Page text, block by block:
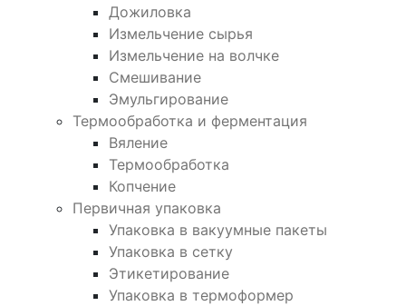
Дожиловка
Измельчение сырья
Измельчение на волчке
Смешивание
Эмульгирование
Термообработка и ферментация
Вяление
Термообработка
Копчение
Первичная упаковка
Упаковка в вакуумные пакеты
Упаковка в сетку
Этикетирование
Упаковка в термоформер